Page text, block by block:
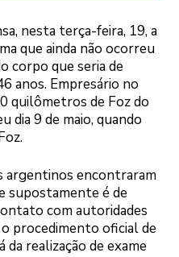
nesta terça-feira, 19, a
que ainda não ocorreu
corpo que seria de
anos. Empresário no
quilômetros de Foz do
dia 9 de maio, quando
argentinos encontraram
supostamente é de
com autoridades
procedimento oficial de
realização de exame